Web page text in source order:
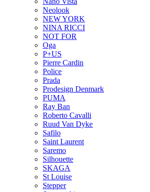
Neolook
NEW YORK
NINA RICCI
NOT FOR
Oga
P+US
Pierre Cardin
Police
Prada
Prodesign Denmark
PUMA
Ray Ban
Roberto Cavalli
Ruud Van Dyke
Safilo
Saint Laurent
Saremo
Silhouette
SKAGA
St Louise
Stepper